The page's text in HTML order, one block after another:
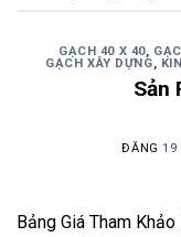
GẠCH 40 X 40,
GẠCH XÂY DỰNG,
Sản
ĐĂNG19
Bảng Giá Tham